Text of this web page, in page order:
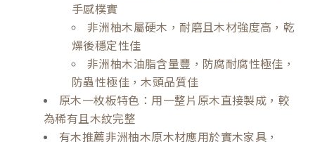
手感樸實
非洲柚木屬硬木，耐磨且木材強度高，乾
燥後穩定性佳
非洲柚木油脂含量豐，防腐耐腐性極佳，
防蟲性極佳，木頭品質佳
原木一枚板特色：用一整片原木直接製成，較
為稀有且木紋完整
有木推薦非洲柚木原木材應用於實木家具，